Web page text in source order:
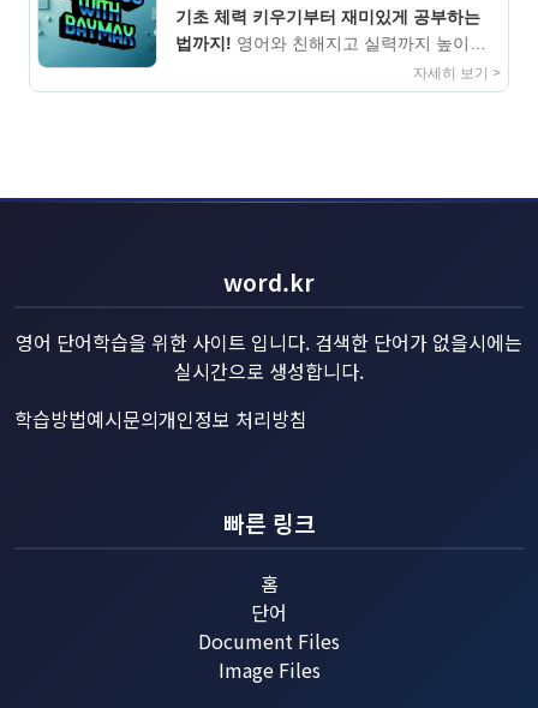
기초 체력 키우기부터 재미있게 공부하는
법까지! 영어와 친해지고 실력까지 높이는
자세히 보기 >
word.kr
영어 단어학습을 위한 사이트 입니다. 검색한 단어가 없을시에는
실시간으로 생성합니다.
학습방법예시문의개인정보 처리방침
빠른 링크
홈
단어
Document Files
Image Files